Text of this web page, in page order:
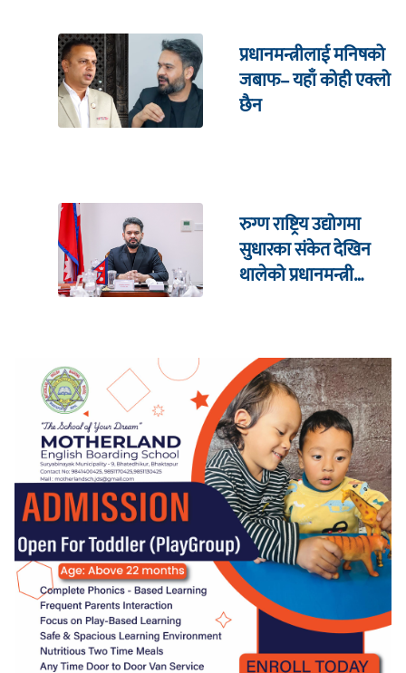
प्रधानमन्त्रीलाई मनिषको
जबाफ– यहाँ कोही एक्लो
छैन
रुग्ण राष्ट्रिय उद्योगमा
सुधारका संकेत देखिन
थालेको प्रधानमन्त्री